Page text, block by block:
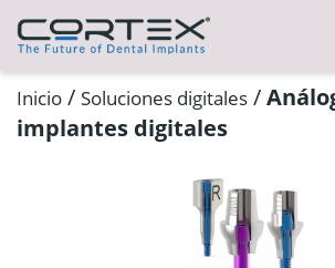
Inicio / Soluciones digitales /
implantes digitales